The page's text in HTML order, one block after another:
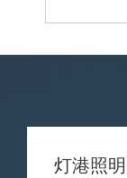
灯港照明